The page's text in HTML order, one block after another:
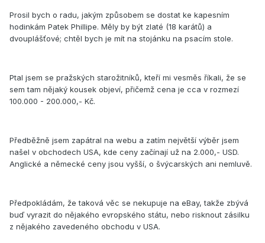
Prosil bych o radu, jakým způsobem se dostat ke kapesním
hodinkám Patek Phillipe. Měly by být zlaté (18 karátů) a
dvouplášťové; chtěl bych je mít na stojánku na psacím stole.
Ptal jsem se pražských starožitníků, kteří mi vesměs říkali, že se
sem tam nějaký kousek objeví, přičemž cena je cca v rozmezí
100.000 - 200.000,- Kč.
Předběžně jsem zapátral na webu a zatím největší výběr jsem
našel v obchodech USA, kde ceny začínají už na 2.000,- USD.
Anglické a německé ceny jsou vyšší, o švýcarských ani nemluvě.
Předpokládám, že taková věc se nekupuje na eBay, takže zbývá
buď vyrazit do nějakého evropského státu, nebo risknout zásilku
z nějakého zavedeného obchodu v USA.